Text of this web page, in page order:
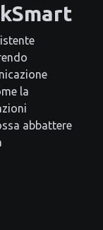
la
abbattere